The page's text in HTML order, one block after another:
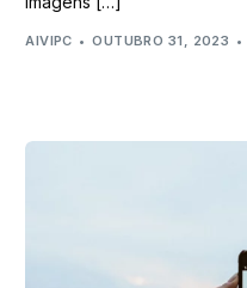
AIVIPC OUTUBRO 31, 2023